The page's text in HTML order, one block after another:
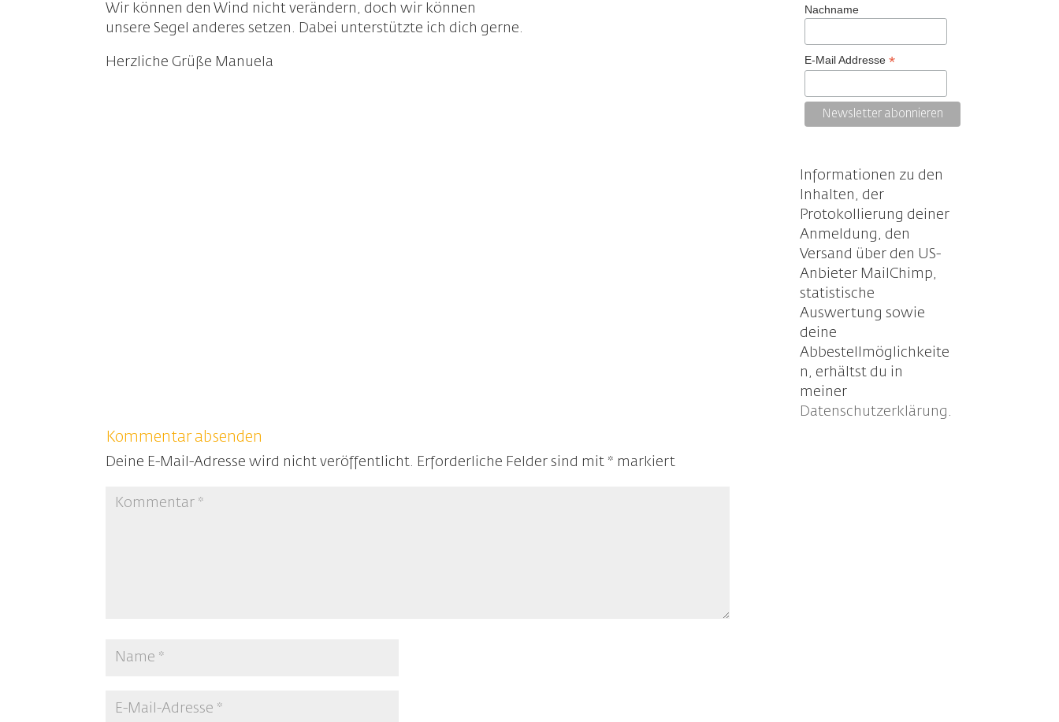
Wir können den Wind nicht verändern, doch wir können
unsere Segel anderes setzen. Dabei unterstützte ich dich gerne.
Herzliche Grüße Manuela
Kommentar absenden
Deine E-Mail-Adresse wird nicht veröffentlicht. Erforderliche Felder sind mit * markiert
Nachname
E-Mail Addresse *
Informationen zu den
Inhalten, der
Protokollierung deiner
Anmeldung, den
Versand über den US-
Anbieter MailChimp,
statistische
Auswertung sowie
deine
Abbestellmöglichkeite
n, erhältst du in
meiner
Datenschutzerklärung .